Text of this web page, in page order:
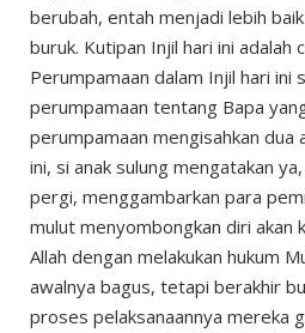
berubah, entah menjadi lebih
buruk. Kutipan Injil hari ini adalah
Perumpamaan dalam Injil hari ini
perumpamaan tentang Bapa
perumpamaan mengisahkan dua
ini, si anak sulung mengatakan
pergi, menggambarkan para
mulut menyombongkan diri akan
Allah dengan melakukan hukum
awalnya bagus, tetapi berakhir
proses pelaksanaannya mereka